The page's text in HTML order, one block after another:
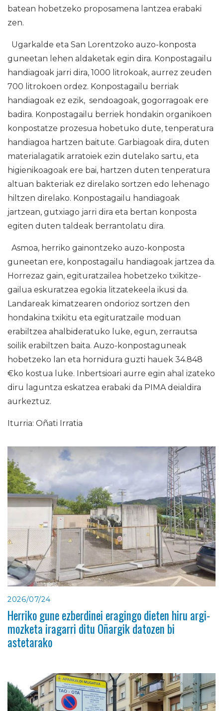
batean hobetzeko proposamena lantzea erabaki
zen.
Ugarkalde eta San Lorentzoko auzo-konposta
guneetan lehen aldaketak egin dira. Konpostagailu
handiagoak jarri dira, 1000 litrokoak, aurrez zeuden
700 litrokoen ordez. Konpostagailu berriak
handiagoak ez ezik, sendoagoak, gogorragoak ere
badira. Konpostagailu berriek hondakin organikoen
konpostatze prozesua hobetuko dute, tenperatura
handiagoa hartzen baitute. Garbiagoak dira, duten
materialagatik arratoiek ezin dutelako sartu, eta
higienikoagoak ere bai, hartzen duten tenperatura
altuan bakteriak ez direlako sortzen edo lehenago
hiltzen direlako. Konpostagailu handiagoak
jartzean, gutxiago jarri dira eta bertan konposta
egiten duten taldeak berrantolatu dira.
Asmoa, herriko gainontzeko auzo-konposta
guneetan ere, konpostagailu handiagoak jartzea da.
Horrezaz gain, egituratzailea hobetzeko txikitze-
gailua eskuratzea egokia litzatekeela ikusi da.
Landareak kimatzearen ondorioz sortzen den
hondakina txikitu eta egituratzaile moduan
erabiltzea ahalbideratuko luke, egun, zerrautsa
soilik erabiltzen baita. Auzo-konpostaguneak
hobetzeko lan eta hornidura guzti hauek 34.848
€ko kostua luke. Inbertsioari aurre egin ahal izateko
diru laguntza eskatzea erabaki da PIMA deialdira
aurkeztuz.
Iturria: Oñati Irratia
2026/07/24
Herriko gune ezberdinei eragingo dieten hiru argi-
mozketa iragarri ditu Oñargik datozen bi
astetarako